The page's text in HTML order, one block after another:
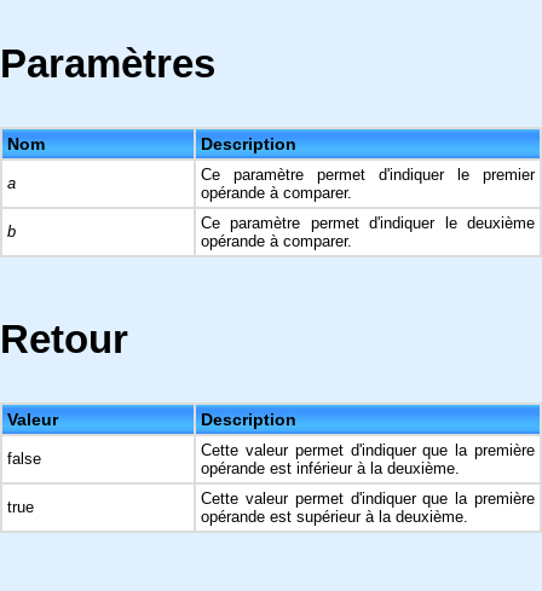
Paramètres
Nom Description
a
Ce paramètre permet d'indiquer le premier
opérande à comparer.
b
Ce paramètre permet d'indiquer le deuxième
opérande à comparer.
Retour
Valeur Description
false
Cette valeur permet d'indiquer que la première
opérande est inférieur à la deuxième.
true
Cette valeur permet d'indiquer que la première
opérande est supérieur à la deuxième.